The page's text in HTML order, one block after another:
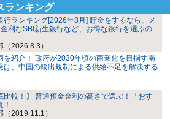
ランキング
行ランキング[2026年8月] 貯金をするなら、メ
利なSBI新生銀行など、お得な銀行を選ぶの
2026.8.3）
を紹介！ 政府が2030年頃の商業化を目指す南
は、中国の輸出規制による供給不足を解決する
比較！】 普通預金金利の高さで選ぶ！「おす
2019.11.1）